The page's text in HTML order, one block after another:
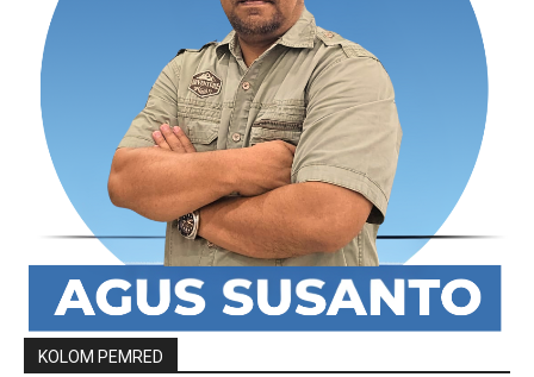
KOLOM PEMRED